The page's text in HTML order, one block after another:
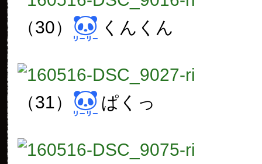
（30） くんくん
（31） ぱくっ